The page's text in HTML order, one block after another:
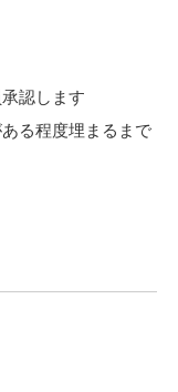
認します
る程度埋まるまで